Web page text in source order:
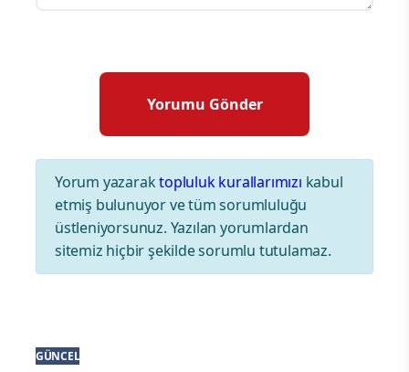
Yorum yazaraktopluluk kurallarımızı kabul
etmiş bulunuyor ve tüm sorumluluğu
üstleniyorsunuz. Yazılan yorumlardan
sitemiz hiçbir şekilde sorumlu tutulamaz.
GÜNCEL